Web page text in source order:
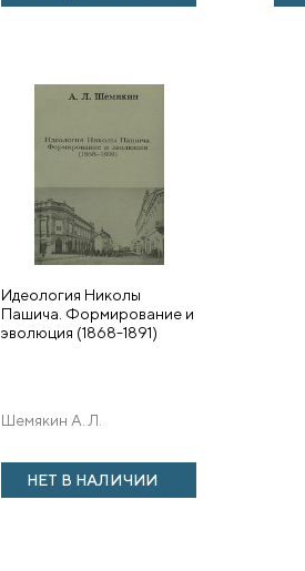
Идеология Николы
Пашича. Формирование и
эволюция (1868-1891)
Шемякин А. Л.
НЕТ В НАЛИЧИИ